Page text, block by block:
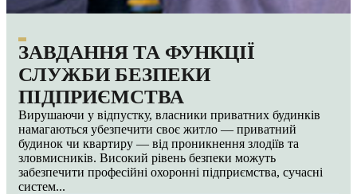
ЗАВДАННЯ ТА ФУНКЦІЇ
СЛУЖБИ БЕЗПЕКИ
ПІДПРИЄМСТВА
Вирушаючи у відпустку, власники приватних будинків
намагаються убезпечити своє житло — приватний
будинок чи квартиру — від проникнення злодіїв та
зловмисників. Високий рівень безпеки можуть
забезпечити професійні охоронні підприємства, сучасні
систем...